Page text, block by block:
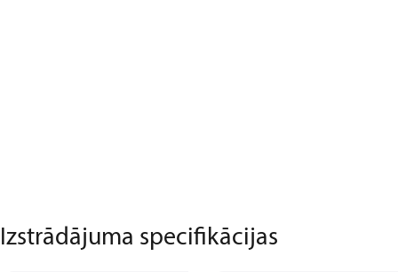
Izstrādājuma specifikācijas